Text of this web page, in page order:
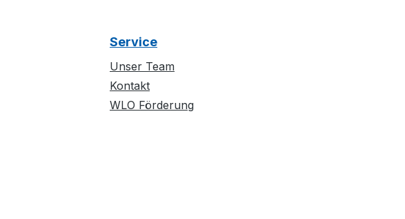
Service
Unser Team
Kontakt
WLO Förderung